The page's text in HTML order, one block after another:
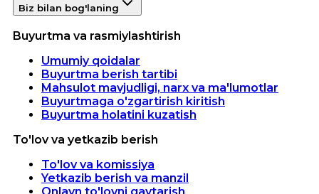
Biz bilan bog'laning
Buyurtma va rasmiylashtirish
Umumiy qoidalar
Buyurtma berish tartibi
Mahsulot mavjudligi, narx va ma'lumotlar
Buyurtmaga o'zgartirish kiritish
Buyurtma holatini kuzatish
To'lov va yetkazib berish
To'lov va komissiya
Yetkazib berish va manzil